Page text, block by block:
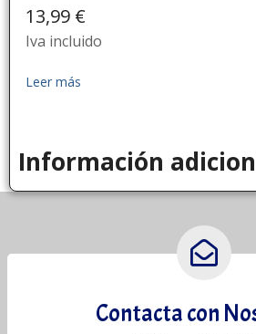
13,99 €
Iva incluido
Leer más
Información
Contacta con